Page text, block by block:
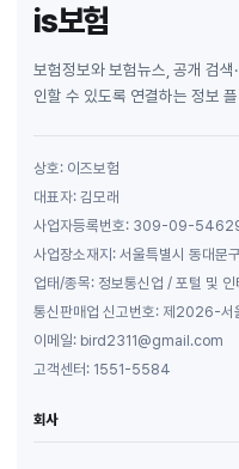
is보험
보험정보와 보험뉴스, 공개 검
인할 수 있도록 연결하는 정보
상호: 이즈보험
대표자: 김모래
사업자등록번호: 309-09-
사업장소재지: 서울특별시 동대
업태/종목: 정보통신업 / 포털 및
통신판매업 신고번호: 제2026-
이메일: bird2311@gmail.com
고객센터: 1551-5584
회사